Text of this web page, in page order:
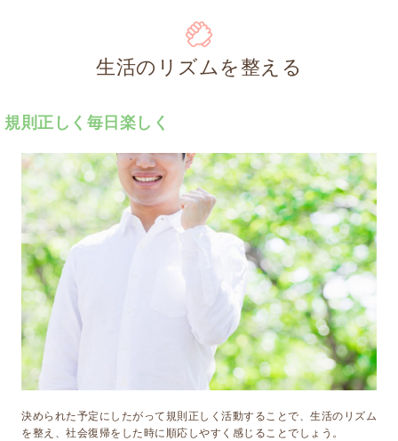
生活のリズムを整える
規則正しく毎日楽しく
決められた予定にしたがって規則正しく活動することで、生活のリズム
を整え、社会復帰をした時に順応しやすく感じることでしょう。